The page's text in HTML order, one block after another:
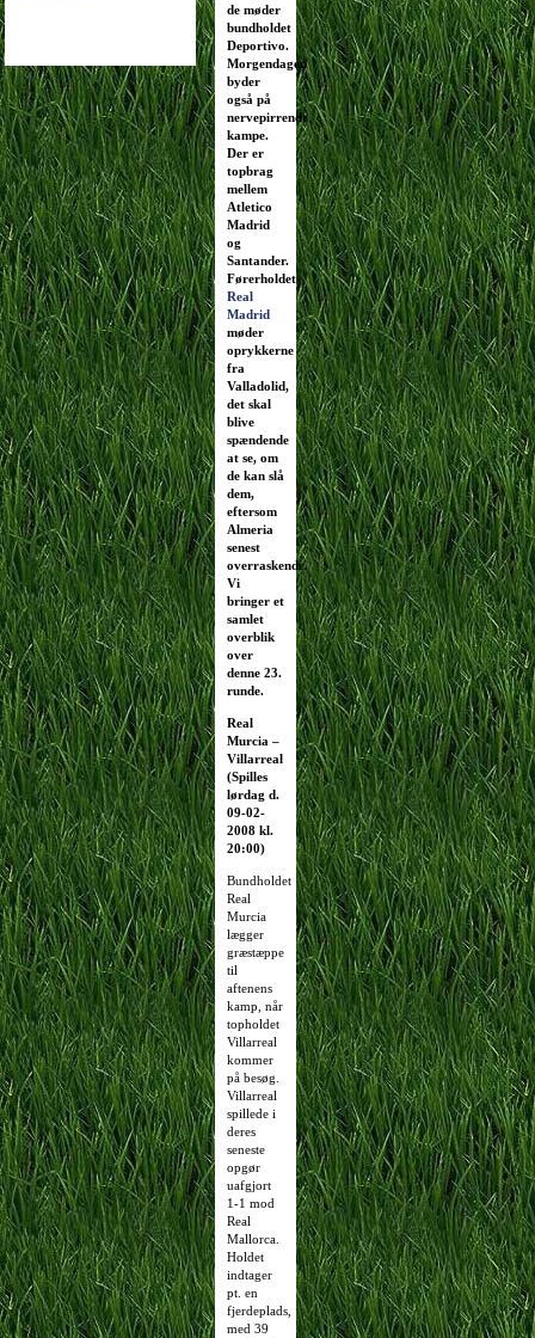
de møder
bundholdet
Deportivo.
Morgendagen
byder
også på
nervepirrende
kampe.
Der er
topbrag
mellem
Atletico
Madrid
og
Santander.
Førerholdet
Real
Madrid
møder
oprykkerne
fra
Valladolid,
det skal
blive
spændende
at se, om
de kan slå
dem,
eftersom
Almeria
senest
overraskende.
Vi
bringer et
samlet
overblik
over
denne 23.
runde.
Real
Murcia –
Villarreal
(Spilles
lørdag d.
09-02-
2008 kl.
20:00)
Bundholdet
Real
Murcia
lægger
græstæppe
til
aftenens
kamp, når
topholdet
Villarreal
kommer
på besøg.
Villarreal
spillede i
deres
seneste
opgør
uafgjort
1-1 mod
Real
Mallorca.
Holdet
indtager
pt. en
fjerdeplads,
med 39